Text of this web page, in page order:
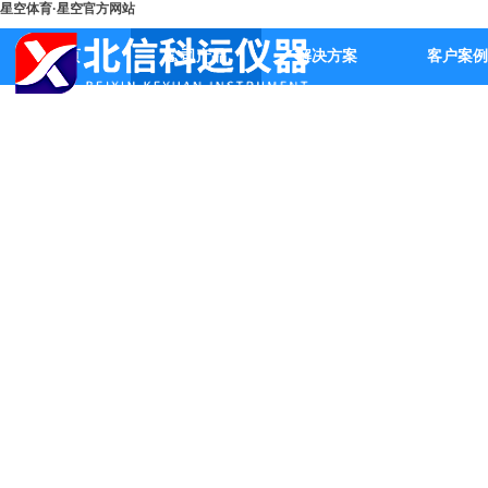
星空体育·星空官方网站
首页 公司产品 解决方案 客户案例